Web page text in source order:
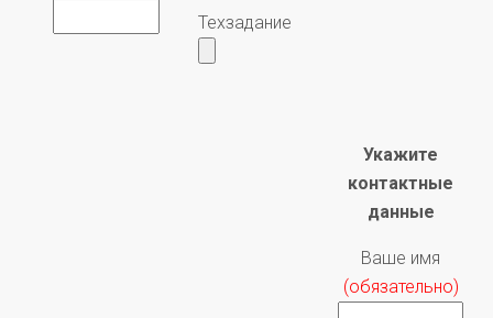
Техзадание
Укажите
контактные
данные
Ваше имя
(обязательно)